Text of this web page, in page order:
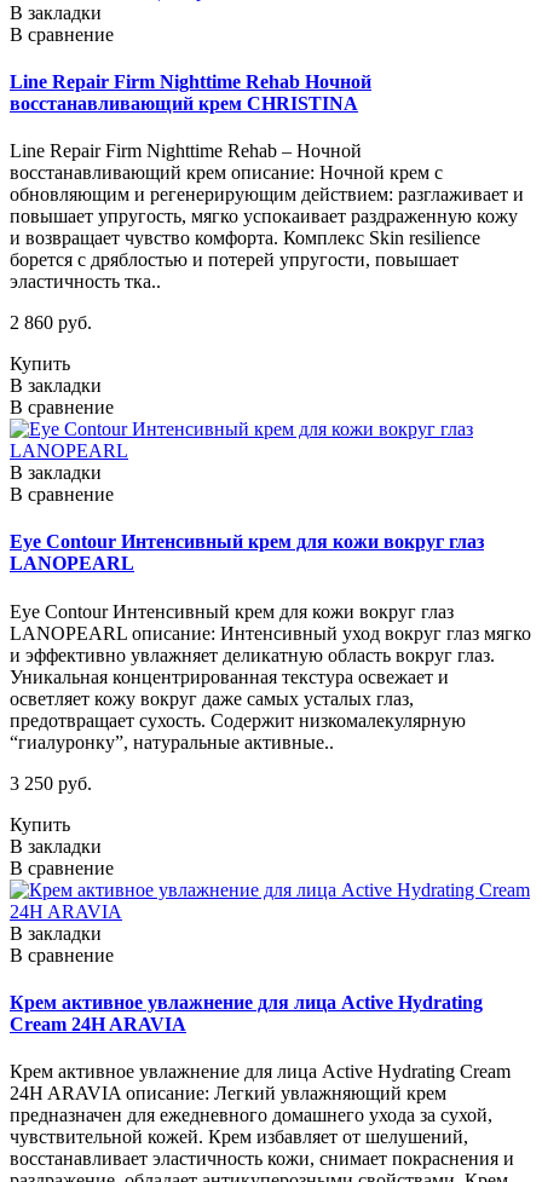
В закладки
В сравнение
Line Repair Firm Nighttime Rehab Ночной
восстанавливающий крем CHRISTINA
Line Repair Firm Nighttime Rehab – Ночной
восстанавливающий крем описание: Ночной крем с
обновляющим и регенерирующим действием: разглаживает и
повышает упругость, мягко успокаивает раздраженную кожу
и возвращает чувство комфорта. Комплекс Skin resilience
борется с дряблостью и потерей упругости, повышает
эластичность тка..
2 860 руб.
Купить
В закладки
В сравнение
В закладки
В сравнение
Eye Contour Интенсивный крем для кожи вокруг глаз
LANOPEARL
Eye Contour Интенсивный крем для кожи вокруг глаз
LANOPEARL описание: Интенсивный уход вокруг глаз мягко
и эффективно увлажняет деликатную область вокруг глаз.
Уникальная концентрированная текстура освежает и
осветляет кожу вокруг даже самых усталых глаз,
предотвращает сухость. Содержит низкомалекулярную
“гиалуронку”, натуральные активные..
3 250 руб.
Купить
В закладки
В сравнение
В закладки
В сравнение
Крем активное увлажнение для лица Active Hydrating
Cream 24H ARAVIA
Крем активное увлажнение для лица Active Hydrating Cream
24H ARAVIA описание: Легкий увлажняющий крем
предназначен для ежедневного домашнего ухода за сухой,
чувствительной кожей. Крем избавляет от шелушений,
восстанавливает эластичность кожи, снимает покраснения и